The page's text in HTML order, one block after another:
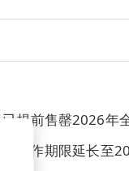
提前售罄2026年
合作期限延长至